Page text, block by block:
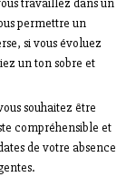
permettre un
si vous évoluez
un ton sobre et
souhaitez être
compréhensible et
de votre absence